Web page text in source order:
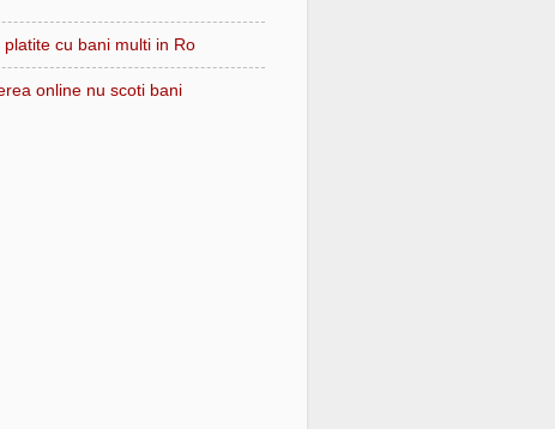
cu bani multi in Ro
online nu scoti bani